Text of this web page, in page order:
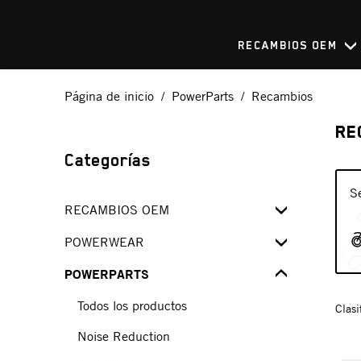
RECAMBIOS OEM
Página de inicio PowerParts Recambios
Categorías
RECAMBIOS OEM
SPARE PARTS FINDER
OEM SPARE PARTS KITS
Todos los productos
Kupplungs- - Bremshebel
POWERWEAR
Todos los productos
Powersale
Ropa funcional
POWERPARTS
Todos los productos
Noise Reduction